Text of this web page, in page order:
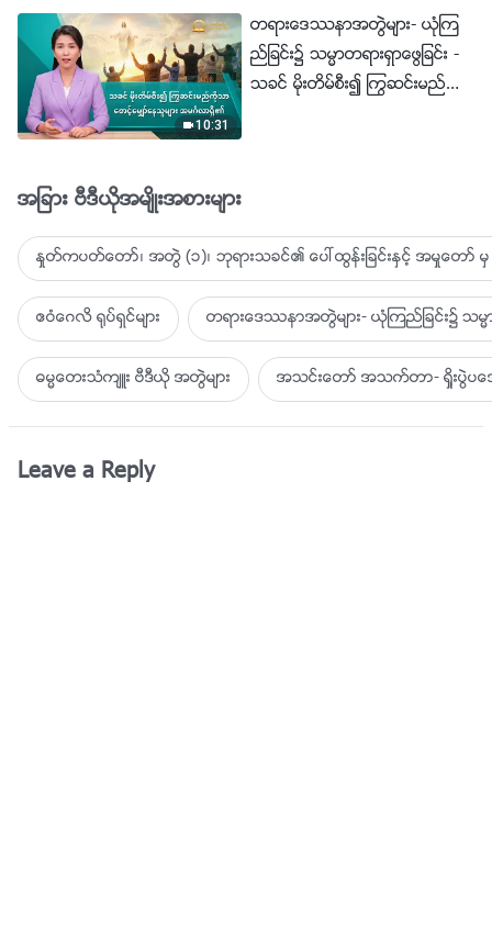
10:31
တရားေဒႆနာအတြဲမ်ား- ယုံၾက
ည္ျခင္း၌ သမၼာတရားရွာေဖြျခင္း -
သခင္ မိုးတိမ္စီး၍ ႂကြဆင္းမည္ကို
အျခား ဗီဒီယိုအမ်ိဳးအစားမ်ား
ႏႈတ္ကပတ္ေတာ္၊ အတြဲ (၁)၊ ဘုရားသခင္၏ ေပၚထြန္းျခင္းႏွင့္ အမႈေတာ္ မွ
ဧဝံေဂလိ ႐ုပ္ရွင္မ်ား တရားေဒႆနာအတြဲမ်ား- ယုံၾကည္ျခင္း၌ သမၼာတ
ဓမၼေတးသံက်ဴး ဗီဒီယို အတြဲမ်ား အသင္းေတာ္ အသက္တာ- ရႈိးပြဲ
Leave a Reply